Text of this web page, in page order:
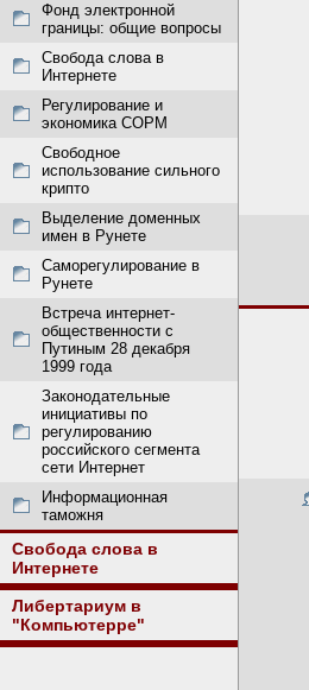
Фонд электронной
границы: общие вопросы
Свобода слова в
Интернете
Регулирование и
экономика СОРМ
Свободное
использование сильного
крипто
Выделение доменных
имен в Рунете
Саморегулирование в
Рунете
Встреча интернет-
общественности с
Путиным 28 декабря
1999 года
Законодательные
инициативы по
регулированию
российского сегмента
сети Интернет
Информационная
таможня
Свобода слова в
Интернете
Либертариум в
"Компьютерре"